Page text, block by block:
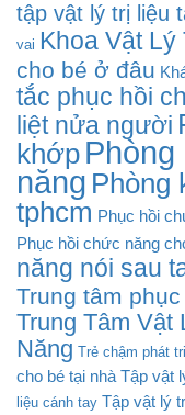
tập vật lý trị liệu
vai Khoa Vật Lý
cho bé ở đâu
tắc phục hồi
liệt nửa người
khớp
năng Phòng
tphcm Phục hồi
Phục hồi chức năng
năng nói sau
Trung tâm
Trung Tâm Vật
Năng Trẻ chậm phát
cho bé tại nhà Tập vật
liệu cánh tay Tập vật lý